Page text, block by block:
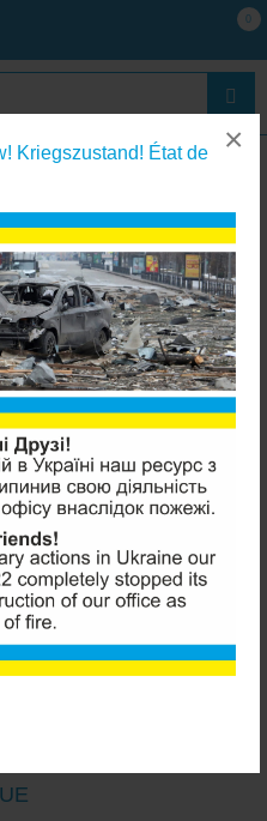
Kriegszustand! État de
×
0
кольца
Big Blue